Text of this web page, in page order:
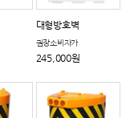
대형방호벽
권장소비자가
245,000원